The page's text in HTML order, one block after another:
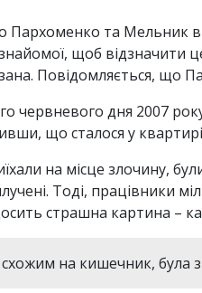
Пархоменко та Мельник
щоб відзначити
Повідомляється, що
червневого дня 2007
що сталося у
на місце злочину,
Тоді, працівники
страшна картина –
схожим на кишечник, була